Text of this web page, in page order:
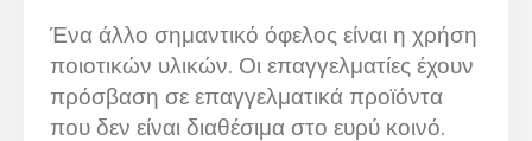
Ένα άλλο σημαντικό όφελος είναι η χρήση
ποιοτικών υλικών. Οι επαγγελματίες έχουν
πρόσβαση σε επαγγελματικά προϊόντα
που δεν είναι διαθέσιμα στο ευρύ κοινό.